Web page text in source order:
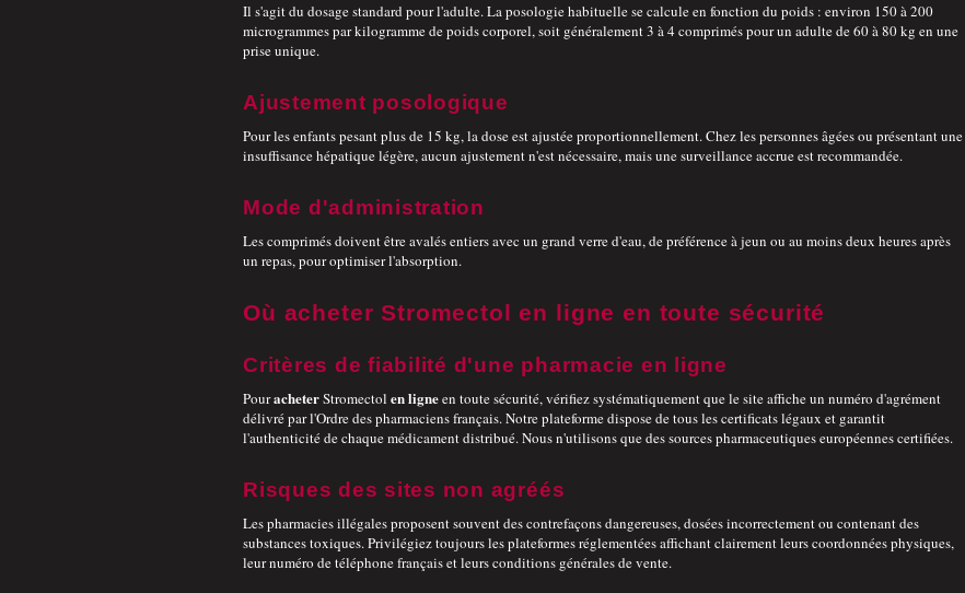
Il s'agit du dosage standard pour l'adulte. La posologie habituelle se calcule en fonction du poids : environ 150 à 200
microgrammes par kilogramme de poids corporel, soit généralement 3 à 4 comprimés pour un adulte de 60 à 80 kg en une
prise unique.
Ajustement posologique
Pour les enfants pesant plus de 15 kg, la dose est ajustée proportionnellement. Chez les personnes âgées ou présentant une
insuffisance hépatique légère, aucun ajustement n'est nécessaire, mais une surveillance accrue est recommandée.
Mode d'administration
Les comprimés doivent être avalés entiers avec un grand verre d'eau, de préférence à jeun ou au moins deux heures après
un repas, pour optimiser l'absorption.
Où acheter Stromectol en ligne en toute sécurité
Critères de fiabilité d'une pharmacie en ligne
PouracheterStromectol en ligneen toute sécurité, vérifiez systématiquement que le site affiche un numéro d'agrément
délivré par l'Ordre des pharmaciens français. Notre plateforme dispose de tous les certificats légaux et garantit
l'authenticité de chaque médicament distribué. Nous n'utilisons que des sources pharmaceutiques européennes certifiées.
Risques des sites non agréés
Les pharmacies illégales proposent souvent des contrefaçons dangereuses, dosées incorrectement ou contenant des
substances toxiques. Privilégiez toujours les plateformes réglementées affichant clairement leurs coordonnées physiques,
leur numéro de téléphone français et leurs conditions générales de vente.